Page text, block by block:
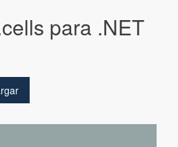
para .NET